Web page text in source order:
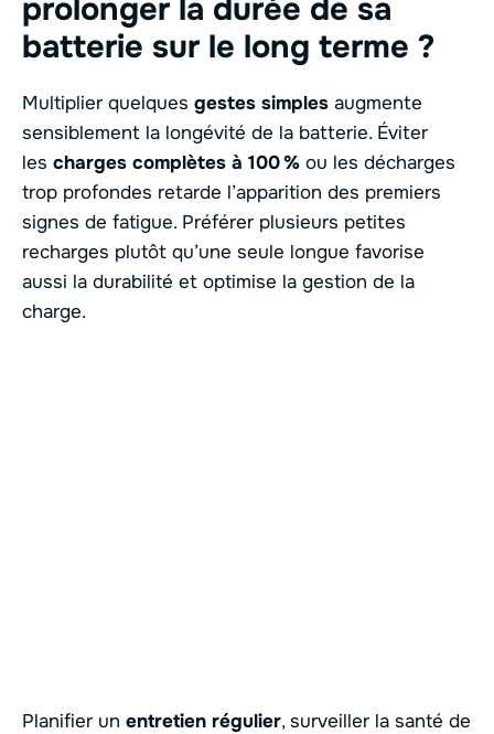
prolonger la durée de sa
batterie sur le long terme ?
Multiplier quelques gestes simples augmente
sensiblement la longévité de la batterie. Éviter
les charges complètes à 100 % ou les décharges
trop profondes retarde l’apparition des premiers
signes de fatigue. Préférer plusieurs petites
recharges plutôt qu’une seule longue favorise
aussi la durabilité et optimise la gestion de la
charge.
Planifier un entretien régulier, surveiller la santé de